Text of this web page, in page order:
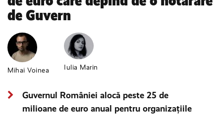
de Guvern
Mihai Voinea Iulia Marin
Guvernul României alocă peste 25 de
milioane de euro anual pentru organizațiile